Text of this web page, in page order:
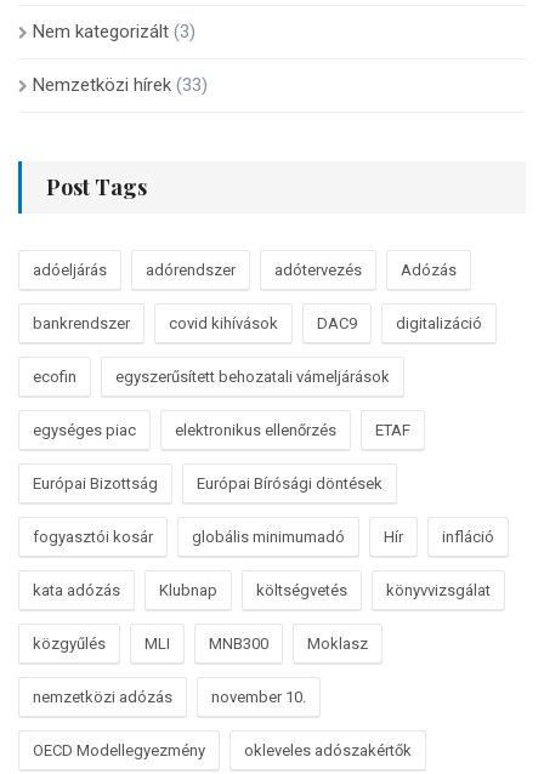
Nem kategorizált (3)
Nemzetközi hírek (33)
Post Tags
adóeljárás adórendszer adótervezés Adózás
bankrendszer covid kihívások DAC9 digitalizáció
ecofin egyszerűsített behozatali vámeljárások
egységes piac elektronikus ellenőrzés ETAF
Európai Bizottság Európai Bírósági döntések
fogyasztói kosár globális minimumadó Hír infláció
kata adózás Klubnap költségvetés könyvvizsgálat
közgyűlés MLI MNB300 Moklasz
nemzetközi adózás november 10.
OECD Modellegyezmény okleveles adószakértők